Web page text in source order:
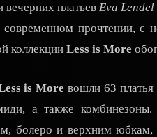
вечерних платьевEva Lendel
современном прочтении, с
коллекции Less is More
is More вошли 63
а также комбинезоны.
болеро и верхним юбкам,